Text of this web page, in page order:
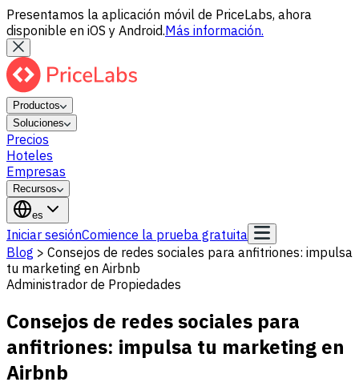
Presentamos la aplicación móvil de PriceLabs, ahora
disponible en iOS y Android.Más información.
Productos
Soluciones
Precios
Hoteles
Empresas
Recursos
es
Iniciar sesiónComience la prueba gratuita
Blog > Consejos de redes sociales para anfitriones: impulsa
tu marketing en Airbnb
Administrador de Propiedades
Consejos de redes sociales para
anfitriones: impulsa tu marketing en
Airbnb